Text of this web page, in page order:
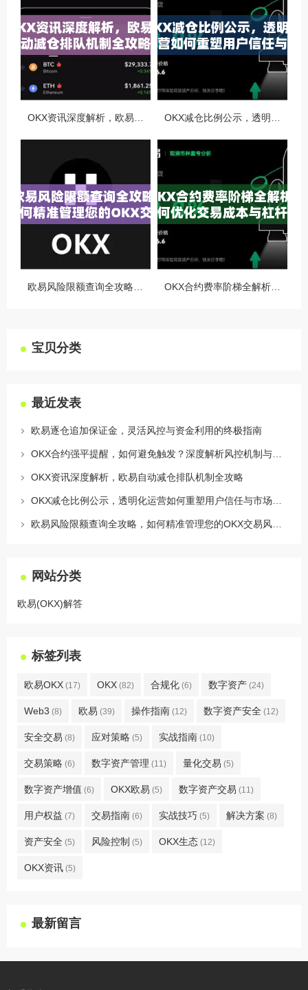
宝贝分类
最近发表
欧易逐仓追加保证金，灵活风控与资金利用的终极指南
OKX资讯深度解析，欧易自动减仓排队机制全攻略
网站分类
欧易(OKX)解答
标签列表
欧易OKX (17) OKX (82) 合规化 (6) 数字资产 (24)
Web3 (8) 欧易 (39) 操作指南 (12) 数字资产安全 (12)
安全交易 (8) 应对策略 (5) 实战指南 (10)
交易策略 (6) 数字资产管理 (11) 量化交易 (5)
数字资产增值 (6) OKX欧易 (5) 数字资产交易 (11)
用户权益 (7) 交易指南 (6) 实战技巧 (5) 解决方案 (8)
资产安全 (5) 风险控制 (5) OKX生态 (12)
OKX资讯 (5)
最新留言